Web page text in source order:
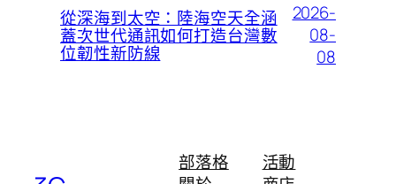
從深海到太空：陸海空天全涵
蓋次世代通訊如何打造台灣數
位韌性新防線
2026-
08-
08
部落格
活動